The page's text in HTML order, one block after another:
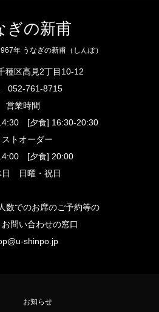
ぎの新甫
年 うなぎの新甫（しんぽ）
種区高見2丁目10-12
052-761-8715
営業時間
[夕食] 16:30-20:30
ストオーダー
[夕食] 20:00
日 日曜・祝日
数でのお席のご予約等の
お問い合わせの窓口
shinpo.jp
お知らせ